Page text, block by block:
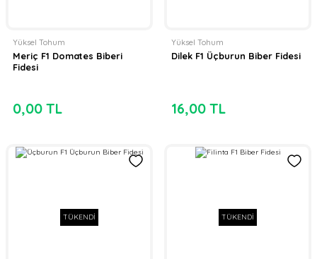
Yüksel Tohum
Meriç F1 Domates Biberi
Fidesi
0,00 TL
Yüksel Tohum
Dilek F1 Üçburun Biber Fidesi
16,00 TL
TÜKENDİ TÜKENDİ